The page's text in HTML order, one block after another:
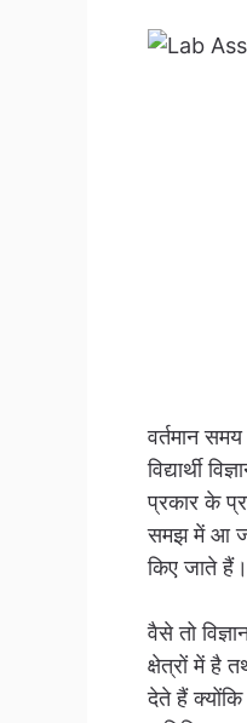
वर्तमान
विद्यार्थी
प्रकार के
समझ में आ
किए जाते
वैसे तो
क्षेत्रों में है
देते हैं